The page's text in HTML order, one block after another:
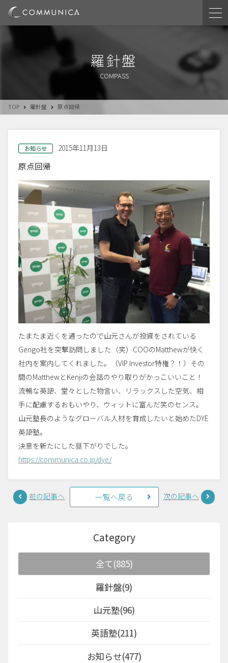
羅針盤
COMPASS
TOP 羅針盤 原点回帰
お知らせ 2015年11月13日
原点回帰
たまたま近くを通ったので山元さんが投資をされている
Gengo社を突撃訪問しました（笑）COOのMatthewが快く
社内を案内してくれました。（VIP Investor特権？！）その
間のMatthewとKenjiの会話のやり取りがかっこいいこと！
流暢な英語、堂々とした物言い、リラックスした空気、相
手に配慮するおもいやり、ウィットに富んだ笑のセンス。
山元塾長のようなグローバル人材を育成したいと始めたDYE
英語塾。
決意を新たにした昼下がりでした。
https://communica.co.jp/dye/
前の記事へ 一覧へ戻る 次の記事へ
Category
全て(885)
羅針盤(9)
山元塾(96)
英語塾(211)
お知らせ(477)